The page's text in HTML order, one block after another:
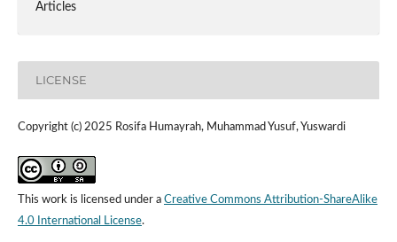
Articles
LICENSE
Copyright (c) 2025 Rosifa Humayrah, Muhammad Yusuf, Yuswardi
This work is licensed under a Creative Commons Attribution-ShareAlike
4.0 International License.